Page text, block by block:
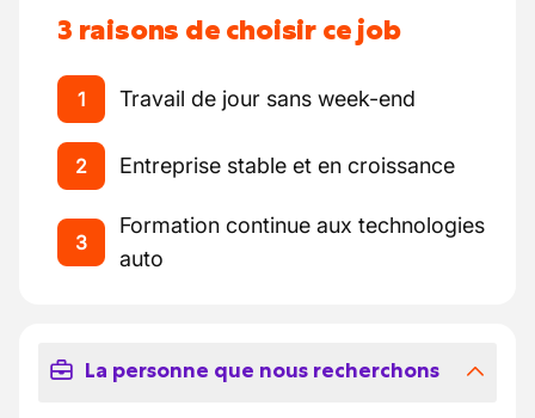
3 raisons de choisir ce job
1 Travail de jour sans week-end
2 Entreprise stable et en croissance
3
Formation continue aux technologies
auto
La personne que nous recherchons